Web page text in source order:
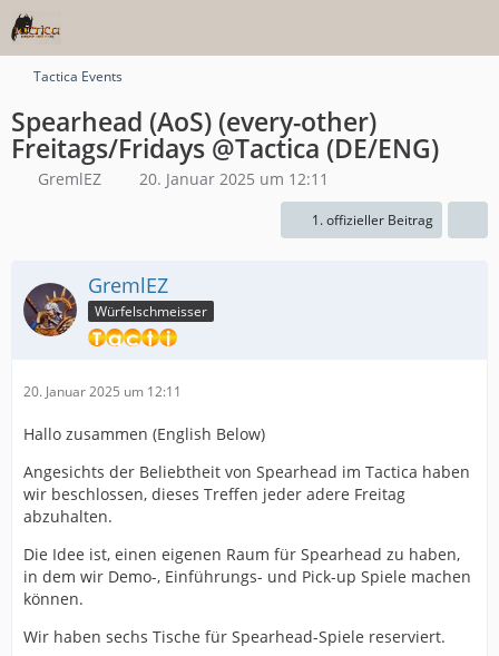
Tactica Events
Spearhead (AoS) (every-other)
Freitags/Fridays @Tactica (DE/ENG)
GremlEZ 20. Januar 2025 um 12:11
1. offizieller Beitrag
GremlEZ
Würfelschmeisser
20. Januar 2025 um 12:11
Hallo zusammen (English Below)
Angesichts der Beliebtheit von Spearhead im Tactica haben
wir beschlossen, dieses Treffen jeder adere Freitag
abzuhalten.
Die Idee ist, einen eigenen Raum für Spearhead zu haben,
in dem wir Demo-, Einführungs- und Pick-up Spiele machen
können.
Wir haben sechs Tische für Spearhead-Spiele reserviert.